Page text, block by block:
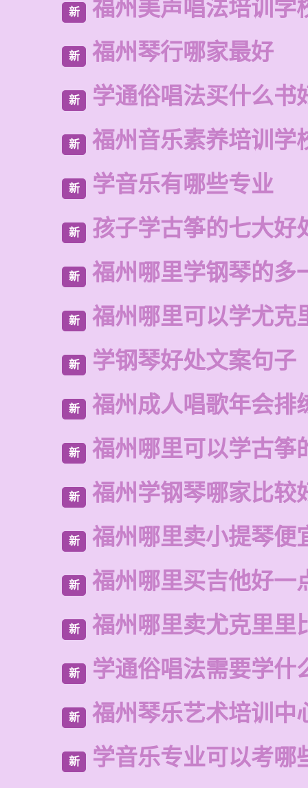
新 福州美声唱法培训学
新 福州琴行哪家最好
新 学通俗唱法买什么书
新 福州音乐素养培训学
新 学音乐有哪些专业
新 孩子学古筝的七大好
新 福州哪里学钢琴的多
新 福州哪里可以学尤克
新 学钢琴好处文案句子
新 福州成人唱歌年会排
新 福州哪里可以学古筝
新 福州学钢琴哪家比较
新 福州哪里卖小提琴便
新 福州哪里买吉他好一
新 福州哪里卖尤克里里
新 学通俗唱法需要学什
新 福州琴乐艺术培训中
新 学音乐专业可以考哪